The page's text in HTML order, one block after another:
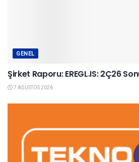
GENEL
Şirket Raporu: EREGL.IS: 2Ç26
7 AĞUSTOS 2026